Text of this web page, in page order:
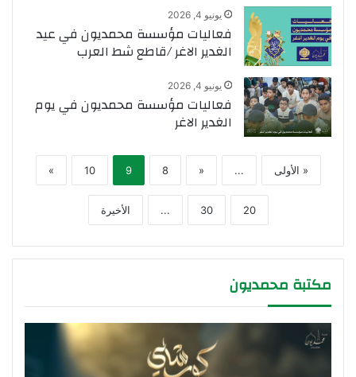
يونيو 4, 2026
فعاليات مؤسسة محمديون في عيد
الغدير الاغر /قاطع شط العرب
يونيو 4, 2026
فعاليات مؤسسة محمديون في يوم
الغدير الاغر
« الأولى ...
«
8
9
10
»
20
30
... الأخيرة
مكتبة محمديون